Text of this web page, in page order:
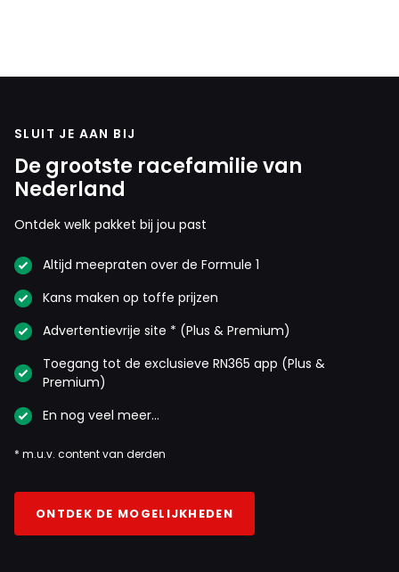
SLUIT JE AAN BIJ
De grootste racefamilie van
Nederland
Ontdek welk pakket bij jou past
Altijd meepraten over de Formule 1
Kans maken op toffe prijzen
Advertentievrije site * (Plus & Premium)
Toegang tot de exclusieve RN365 app (Plus &
Premium)
En nog veel meer…
* m.u.v. content van derden
ONTDEK DE MOGELIJKHEDEN